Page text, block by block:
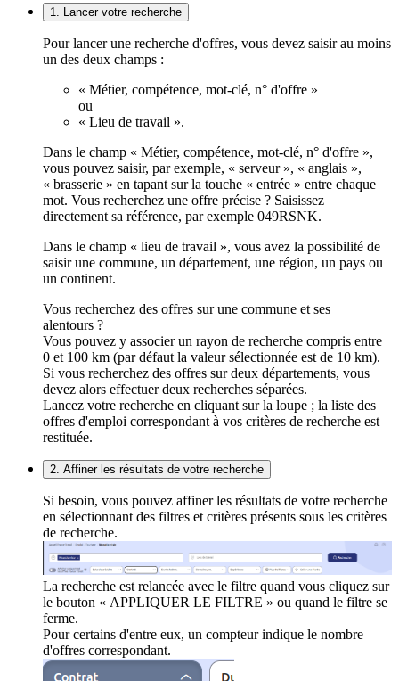
1. Lancer votre recherche
Pour lancer une recherche d'offres, vous devez saisir au moins
un des deux champs :
« Métier, compétence, mot-clé, n° d'offre »
ou
« Lieu de travail ».
Dans le champ « Métier, compétence, mot-clé, n° d'offre »,
vous pouvez saisir, par exemple, « serveur », « anglais »,
« brasserie » en tapant sur la touche « entrée » entre chaque
mot. Vous recherchez une offre précise ? Saisissez
directement sa référence, par exemple 049RSNK.
Dans le champ « lieu de travail », vous avez la possibilité de
saisir une commune, un département, une région, un pays ou
un continent.
Vous recherchez des offres sur une commune et ses
alentours ?
Vous pouvez y associer un rayon de recherche compris entre
0 et 100 km (par défaut la valeur sélectionnée est de 10 km).
Si vous recherchez des offres sur deux départements, vous
devez alors effectuer deux recherches séparées.
Lancez votre recherche en cliquant sur la loupe ; la liste des
offres d'emploi correspondant à vos critères de recherche est
restituée.
2. Affiner les résultats de votre recherche
Si besoin, vous pouvez affiner les résultats de votre recherche
en sélectionnant des filtres et critères présents sous les critères
de recherche.
La recherche est relancée avec le filtre quand vous cliquez sur
le bouton « APPLIQUER LE FILTRE » ou quand le filtre se
ferme.
Pour certains d'entre eux, un compteur indique le nombre
d'offres correspondant.